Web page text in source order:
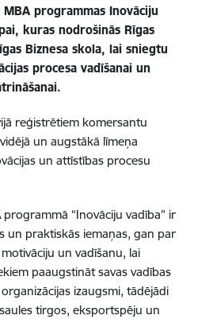
programmas Inovāciju
kuras nodrošinās Rīgas
Biznesa skola, lai sniegtu
procesa vadīšanai un
reģistrētiem komersantu
un augstākā līmeņa
un attīstības procesu
“Inovāciju vadība” ir
un praktiskās iemaņas, gan par
un vadīšanu, lai
paaugstināt savas vadības
izaugsmi, tādējādi
tirgos, eksportspēju un